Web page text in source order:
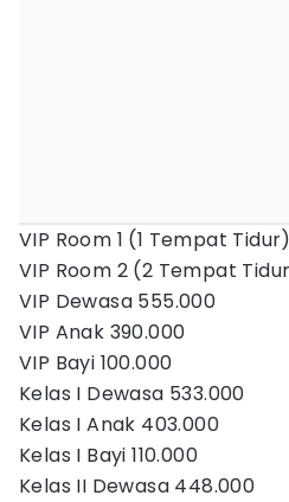
VIP Room 1 (1 Tempat
VIP Room 2 (2 Tempat
VIP Dewasa 555.000
VIP Anak 390.000
VIP Bayi 100.000
Kelas I Dewasa 533.000
Kelas I Anak 403.000
Kelas I Bayi 110.000
Kelas II Dewasa 448.000